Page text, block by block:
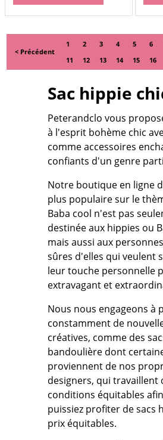
< Précédent
1 2 3 4 5 6
11
12 13 14 15 16
Sac hippie
Peterandclo vous
à l'esprit bohème chic
comme accessoires
confiants d'un genre
Notre boutique en ligne
plus populaire sur le
Baba cool n'est pas
destinée aux hippies ou
mais aussi aux
sûres d'elles qui veulent
leur touche personnelle
extravagant et
Nous nous engageons à
constamment de
créatives, comme des
bandoulière dont
proviennent de nos
designers, qui travaillent
conditions équitables
puissiez profiter de sacs
prix équitables.